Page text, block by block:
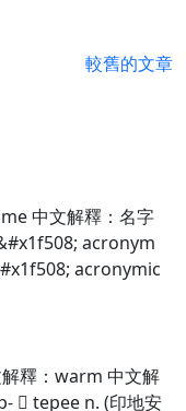
較舊的文章
中文解釋：名字
acronym
acronymic
釋：warm 中文解
 tepee n. (印地安